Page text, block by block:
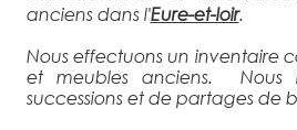
anciens dans l'Eure-et-loir.
Nous effectuons un inventaire
et meubles anciens. Nous
successions et de partages de